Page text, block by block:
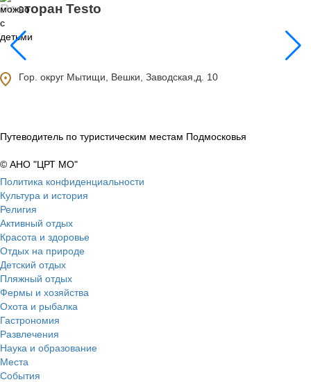
Ресторан Testo
Гор. округ Мытищи, Вешки, Заводская,д. 10
Путеводитель по туристическим местам Подмосковья
© АНО "ЦРТ МО"
Политика конфиденциальности
Культура и история
Религия
Активный отдых
Красота и здоровье
Отдых на природе
Детский отдых
Пляжный отдых
Фермы и хозяйства
Охота и рыбалка
Гастрономия
Развлечения
Наука и образование
Места
События